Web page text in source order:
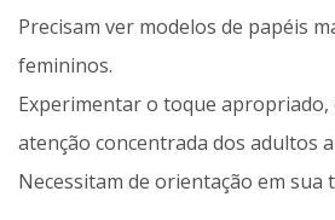
Precisam ver modelos de papéis
femininos.
Experimentar o toque apropriado,
atenção concentrada dos adultos
Necessitam de orientação em sua